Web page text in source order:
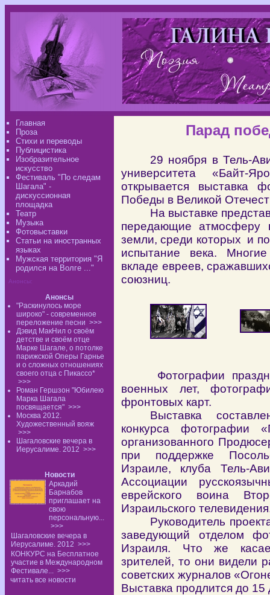
Главная
Проза
Стихи и переводы
Публицистика
Изобразительное
искусство
Фестиваль "По следам
Шагала" -
дискуссионная
площадка
Театр
Музыка
Фотовыставки
Статьи на иностранных
языках
Мужская территория "Я
родился на Волге ..."
Анонсы:
Анонсы
"Раскинулось море
широко" - современное
переложение песни >>>
Дэвид МакНил о своём
детстве и своём отце
Марке Шагале, о потолке
парижской Оперы Гарнье
и о сложных отношениях
своего отца с Пикассо*
>>>
Роман Гершзон "Юбилею
Марка Шагала
посвящается" >>>
Москва 2012.
Художественный вояж
>>>
Шагаловские вечера в
Иерусалиме. 2012 >>>
Новости
Аркадий
Барнабов
приглашает на
свою
персональную...
>>>
Шагаловские вечера в
Иерусалиме. 2012 >>>
КОНКУРС на Бесплатное
участие в Международном
Фестивале... >>>
читать все новости
Парад
29 ноября в Тель-
университета
открывается выставка
Победы в Великой
На выставке
передающие атмосферу
земли, среди которых и
испытание века.
вкладе евреев,
союзниц.
Фотографии
военных лет,
фронтовых карт.
Выставка
конкурса фотографии
организованного
при поддержке
Израиле, клуба Тель-
Ассоциации
еврейского воина
Израильского
Руководитель
заведующий отделом
Израиля. Что же
зрителей, то они видели
советских журналов
Выставка продлится до 15